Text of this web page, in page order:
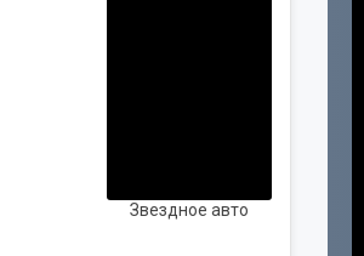
Звездное авто